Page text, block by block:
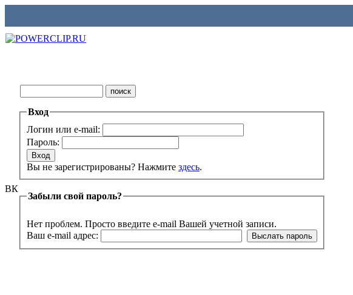
ВК
Вход
Логин или e-mail:
Пароль:
Вы не зарегистрированы? Нажмите здесь.
Забыли свой пароль?
Нет проблем. Просто введите e-mail Вашей учетной записи.
Ваш e-mail адрес: